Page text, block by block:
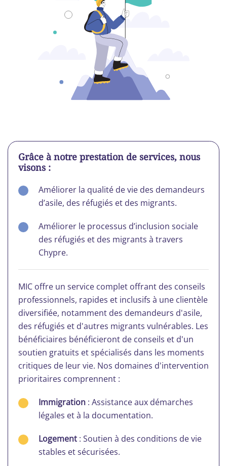
Grâce à notre prestation de services, nous
visons :
Améliorer la qualité de vie des demandeurs
d’asile, des réfugiés et des migrants.
Améliorer le processus d’inclusion sociale
des réfugiés et des migrants à travers
Chypre.
MIC offre un service complet offrant des conseils
professionnels, rapides et inclusifs à une clientèle
diversifiée, notamment des demandeurs d'asile,
des réfugiés et d'autres migrants vulnérables. Les
bénéficiaires bénéficieront de conseils et d'un
soutien gratuits et spécialisés dans les moments
critiques de leur vie. Nos domaines d'intervention
prioritaires comprennent :
Immigration : Assistance aux démarches
légales et à la documentation.
Logement : Soutien à des conditions de vie
stables et sécurisées.